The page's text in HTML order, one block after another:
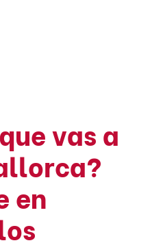
vas a
en